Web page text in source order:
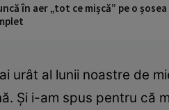
în aer „tot ce mișcă” pe o
urât al lunii noastre de
Şi i-am spus pentru că